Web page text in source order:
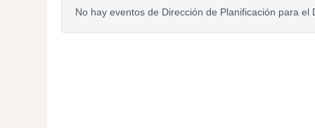
No hay eventos de Dirección de Planificación para el